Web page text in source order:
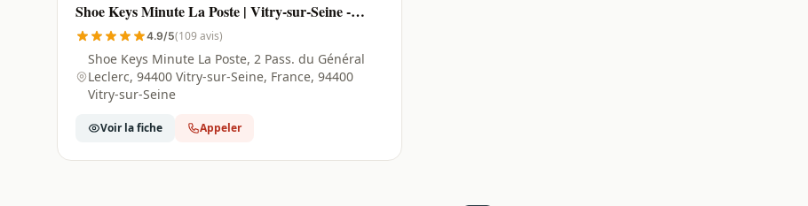
Shoe Keys Minute La Poste | Vitry-sur-Seine -
94400
4.9/5(109 avis)
Shoe Keys Minute La Poste, 2 Pass. du Général
Leclerc, 94400 Vitry-sur-Seine, France, 94400
Vitry-sur-Seine
Voir la fiche Appeler